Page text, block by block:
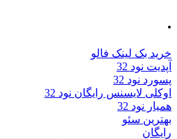
.
خرید بک لینک فالو
آپدیت نود 32
پسورد نود 32
اوکلی لایسنس رایگان نود 32
همیار نود 32
بهترین سئو
رایگان